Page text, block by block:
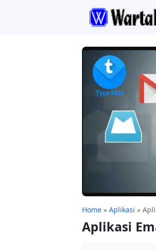
Home » Aplikasi »
Aplikasi